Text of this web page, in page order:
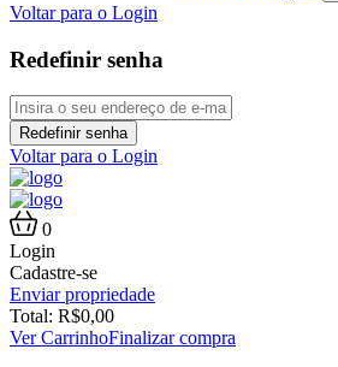
Voltar para o Login
Redefinir senha
Redefinir senha
Voltar para o Login
0
Login
Cadastre-se
Enviar propriedade
Total: R$0,00
Ver CarrinhoFinalizar compra